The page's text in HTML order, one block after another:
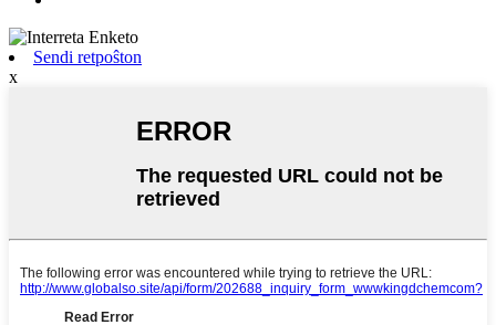
Sendi retpoŝton
x